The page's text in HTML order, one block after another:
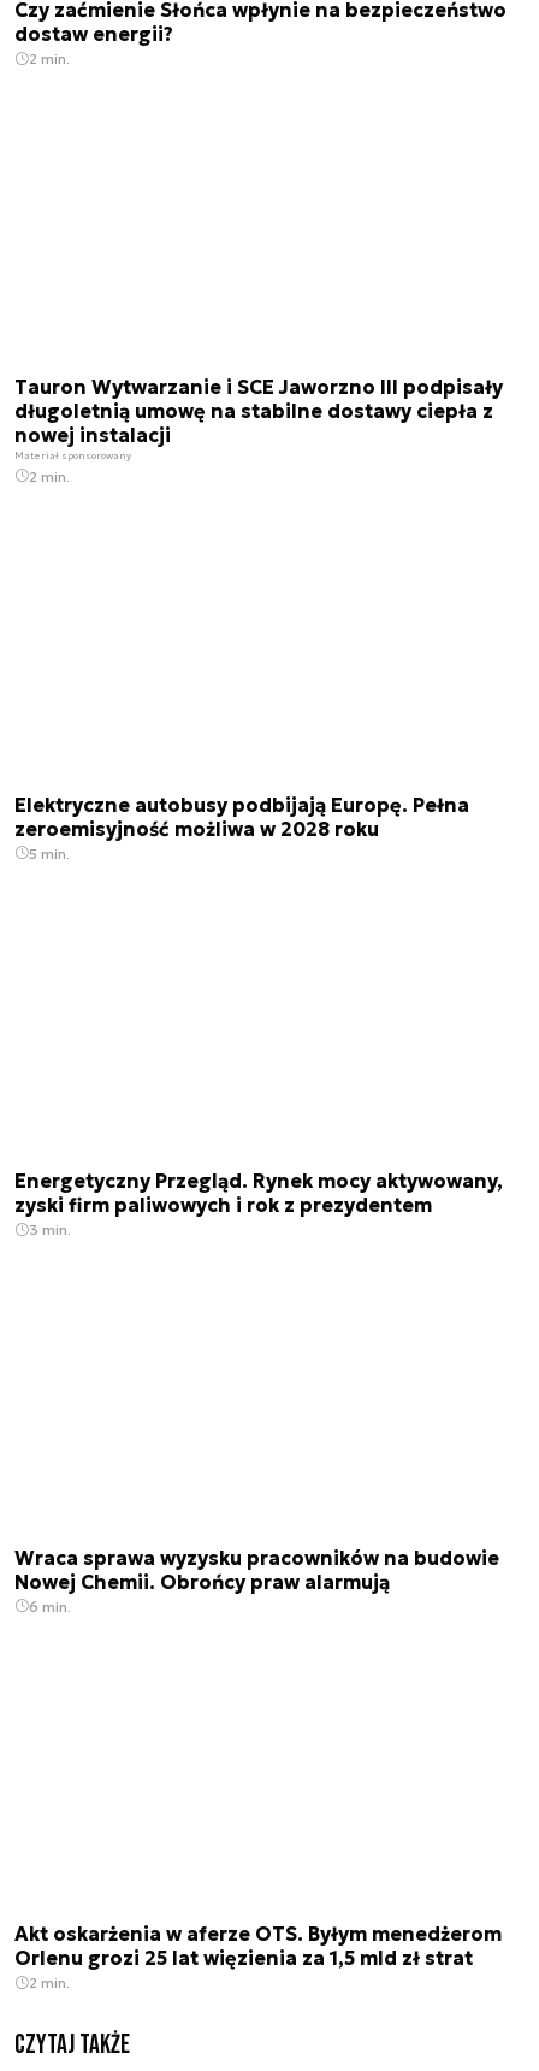
Czy zaćmienie Słońca wpłynie na bezpieczeństwo
dostaw energii?
2 min.
Tauron Wytwarzanie i SCE Jaworzno III podpisały
długoletnią umowę na stabilne dostawy ciepła z
nowej instalacji
Materiał sponsorowany
2 min.
Elektryczne autobusy podbijają Europę. Pełna
zeroemisyjność możliwa w 2028 roku
5 min.
Energetyczny Przegląd. Rynek mocy aktywowany,
zyski firm paliwowych i rok z prezydentem
3 min.
Wraca sprawa wyzysku pracowników na budowie
Nowej Chemii. Obrońcy praw alarmują
6 min.
Akt oskarżenia w aferze OTS. Byłym menedżerom
Orlenu grozi 25 lat więzienia za 1,5 mld zł strat
2 min.
Czytaj także